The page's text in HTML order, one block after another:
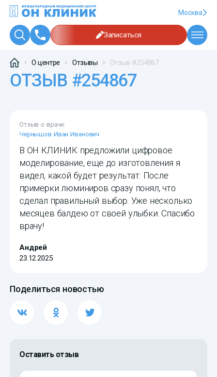
Москва
Записаться
О центре Отзывы Отзыв #254867
ОТЗЫВ #254867
Отзыв о враче:
Чернышов Иван Иванович
В ОН КЛИНИК предложили цифровое
моделирование, еще до изготовления я
видел, какой будет результат. После
примерки люминиров сразу понял, что
сделал правильный выбор. Уже несколько
месяцев балдею от своей улыбки. Спасибо
врачу!
Андрей
23.12.2025
Поделиться новостью
Оставить отзыв